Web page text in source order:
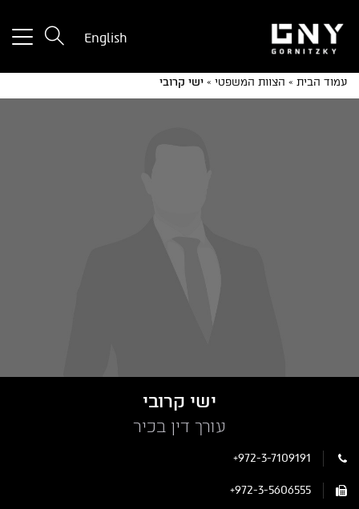
English
עמוד הבית » הצוות המשפטי » ישי קרובי
ישי קרובי
עורך דין בכיר
+972-3-7109191
+972-3-5606555